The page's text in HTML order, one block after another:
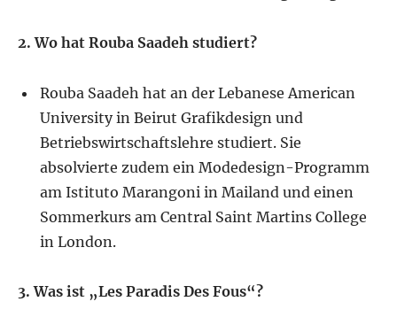
2. Wo hat Rouba Saadeh studiert?
Rouba Saadeh hat an der Lebanese American
University in Beirut Grafikdesign und
Betriebswirtschaftslehre studiert. Sie
absolvierte zudem ein Modedesign-Programm
am Istituto Marangoni in Mailand und einen
Sommerkurs am Central Saint Martins College
in London.
3. Was ist „Les Paradis Des Fous“?